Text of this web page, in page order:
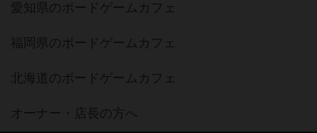
愛知県のボードゲームカフェ
福岡県のボードゲームカフェ
北海道のボードゲームカフェ
オーナー・店長の方へ